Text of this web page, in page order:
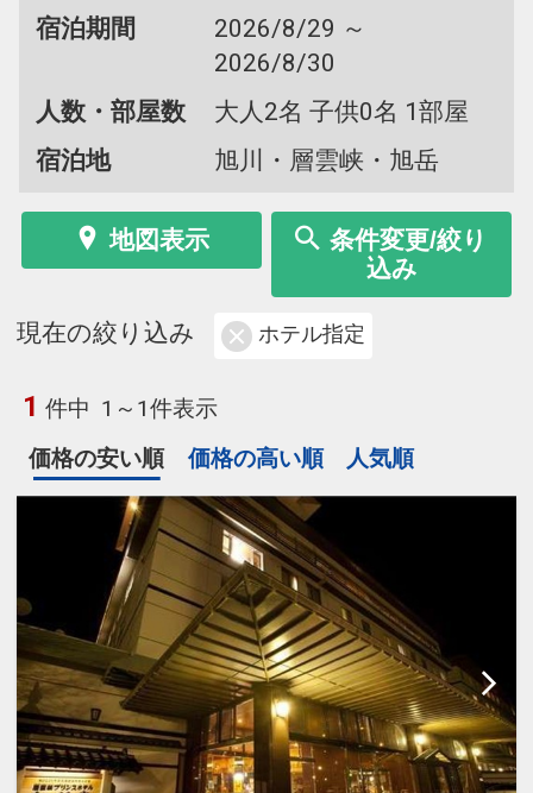
宿泊期間
2026/8/29 ～
2026/8/30
人数・部屋数
大人2名 子供0名 1部屋
宿泊地
旭川・層雲峡・旭岳
地図表示
条件変更/絞り
込み
現在の絞り込み ホテル指定
1 件中 1～1件表示
価格の安い順
価格の高い順 人気順